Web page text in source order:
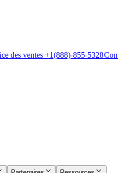
des ventes +1(888)-855-5328​​